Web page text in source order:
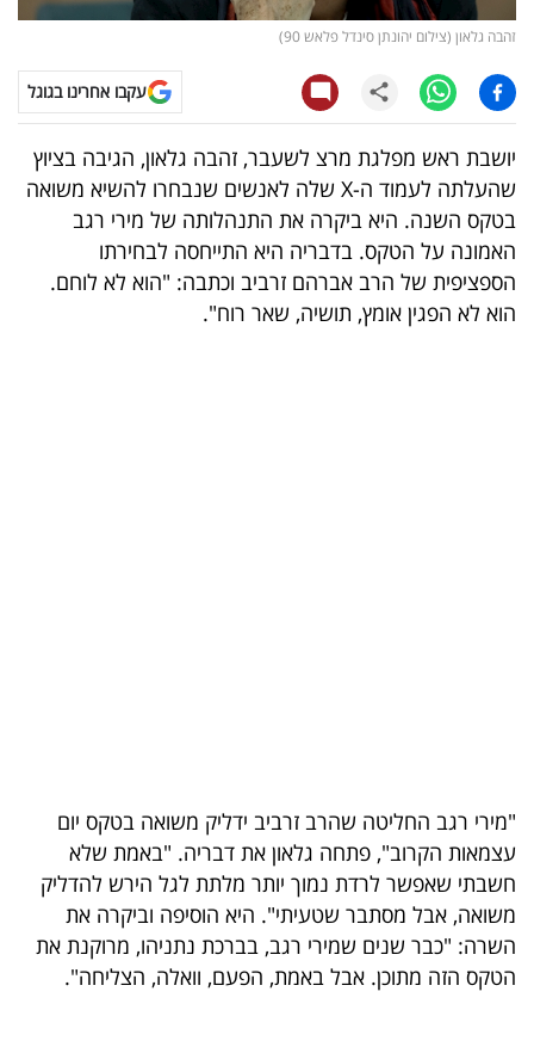
ויראלי
טלוויזיה
עסקי
ספורט
קריירה
ולימודים
הכלכלי
פודקאסט
40
UNDER
זהבה גלאון (צילום יהונתן סינדל פלאש 90)
עקבו אחרינו בגוגל
יושבת ראש מפלגת מרצ לשעבר, זהבה גלאון, הגיבה בציוץ
שהעלתה לעמוד ה-X שלה לאנשים שנבחרו להשיא משואה
בטקס השנה. היא ביקרה את התנהלותה של מירי רגב
האמונה על הטקס. בדבריה היא התייחסה לבחירתו
הספציפית של הרב אברהם זרביב וכתבה: "הוא לא לוחם.
הוא לא הפגין אומץ, תושיה, שאר רוח".
"מירי רגב החליטה שהרב זרביב ידליק משואה בטקס יום
עצמאות הקרוב", פתחה גלאון את דבריה. "באמת שלא
חשבתי שאפשר לרדת נמוך יותר מלתת לגל הירש להדליק
משואה, אבל מסתבר שטעיתי". היא הוסיפה וביקרה את
השרה: "כבר שנים שמירי רגב, בברכת נתניהו, מרוקנת את
הטקס הזה מתוכן. אבל באמת, הפעם, וואלה, הצליחה".